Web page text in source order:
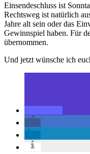
Einsendeschluss ist
Rechtsweg ist natürlich
Jahre alt sein oder das
Gewinnspiel haben. Für
übernommen.
Und jetzt wünsche ich